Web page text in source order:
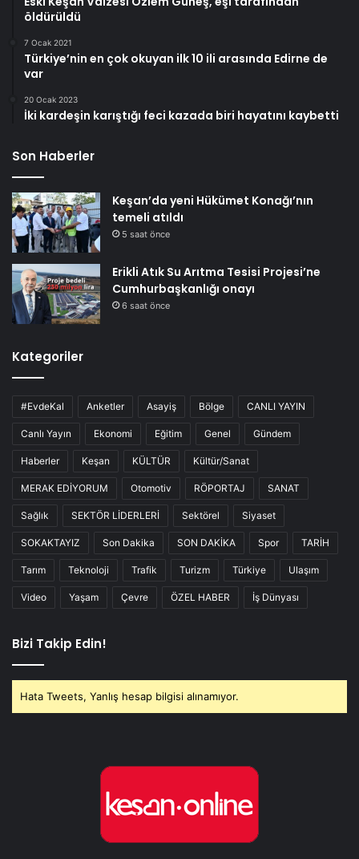
öldürüldü
7 Ocak 2021
Türkiye’nin en çok okuyan ilk 10 ili arasında Edirne de
var
20 Ocak 2023
İki kardeşin karıştığı feci kazada biri hayatını kaybetti
Son Haberler
Keşan’da yeni Hükümet Konağı’nın
temeli atıldı
5 saat önce
Erikli Atık Su Arıtma Tesisi Projesi’ne
Cumhurbaşkanlığı onayı
6 saat önce
Kategoriler
#EvdeKal Anketler Asayiş Bölge CANLI YAYIN
Canlı Yayın Ekonomi Eğitim Genel Gündem
Haberler Keşan KÜLTÜR Kültür/Sanat
MERAK EDİYORUM Otomotiv RÖPORTAJ SANAT
Sağlık SEKTÖR LİDERLERİ Sektörel Siyaset
SOKAKTAYIZ Son Dakika SON DAKİKA Spor TARİH
Tarım Teknoloji Trafik Turizm Türkiye Ulaşım
Video Yaşam Çevre ÖZEL HABER İş Dünyası
Bizi Takip Edin!
Hata Tweets, Yanlış hesap bilgisi alınamıyor.